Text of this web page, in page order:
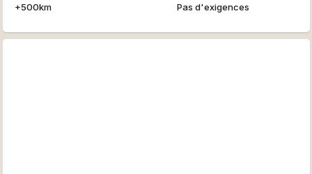
+500km Pas d'exigences